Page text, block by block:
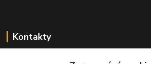
Kontakty